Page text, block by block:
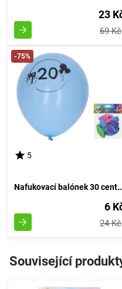
23
69 Kč
-75%
5
Nafukovací balónek 30
6
24 Kč
Související